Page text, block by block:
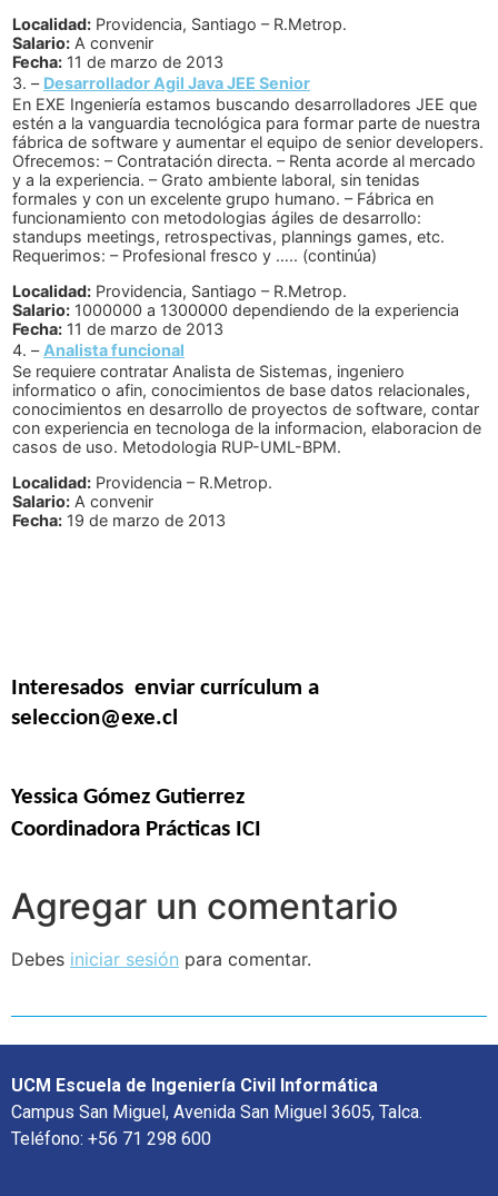
Localidad: Providencia, Santiago – R.Metrop.
Salario: A convenir
Fecha: 11 de marzo de 2013
3. – Desarrollador Agil Java JEE Senior
En EXE Ingeniería estamos buscando desarrolladores JEE que
estén a la vanguardia tecnológica para formar parte de nuestra
fábrica de software y aumentar el equipo de senior developers.
Ofrecemos: – Contratación directa. – Renta acorde al mercado
y a la experiencia. – Grato ambiente laboral, sin tenidas
formales y con un excelente grupo humano. – Fábrica en
funcionamiento con metodologias ágiles de desarrollo:
standups meetings, retrospectivas, plannings games, etc.
Requerimos: – Profesional fresco y ….. (continúa)
Localidad: Providencia, Santiago – R.Metrop.
Salario: 1000000 a 1300000 dependiendo de la experiencia
Fecha: 11 de marzo de 2013
4. – Analista funcional
Se requiere contratar Analista de Sistemas, ingeniero
informatico o afin, conocimientos de base datos relacionales,
conocimientos en desarrollo de proyectos de software, contar
con experiencia en tecnologa de la informacion, elaboracion de
casos de uso. Metodologia RUP-UML-BPM.
Localidad: Providencia – R.Metrop.
Salario: A convenir
Fecha: 19 de marzo de 2013
Interesados enviar currículum a
seleccion@exe.cl
Yessica Gómez Gutierrez
Coordinadora Prácticas ICI
Agregar un comentario
Debes iniciar sesión para comentar.
UCM Escuela de Ingeniería Civil Informática
Campus San Miguel, Avenida San Miguel 3605, Talca.
Teléfono: +56 71 298 600